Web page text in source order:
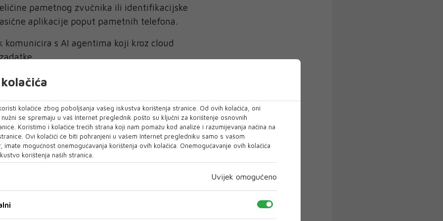
pametnog zvučnika ili identifikacijske
aplikacije poput pametnih telefona.
komunicira s AI agentima koji kroz cloud
primjer medicinske sestre kojoj AI
pregled pacijenta.
vlastiti AI “stack”
strategije nije samo razvoj AI modela.
kontrolirati kompletan AI “stack”, odnosno
kolačiće zbog poboljšanja vašeg iskustva korištenja stranice. Od ovih kolačića, oni
se spremaju u vaš Internet preglednik pošto su ključni za korištenje osnovnih
Koristimo i kolačiće trećih strana koji nam pomažu kod analize i razumijevanja načina na
Ovi kolačići će biti pohranjeni u vašem Internet pregledniku samo s vašom
imate mogućnost onemogućavanja korištenja ovih kolačića. Onemogućavanje ovih kolačića
korištenja naših stranica.
Uvijek omogućeno